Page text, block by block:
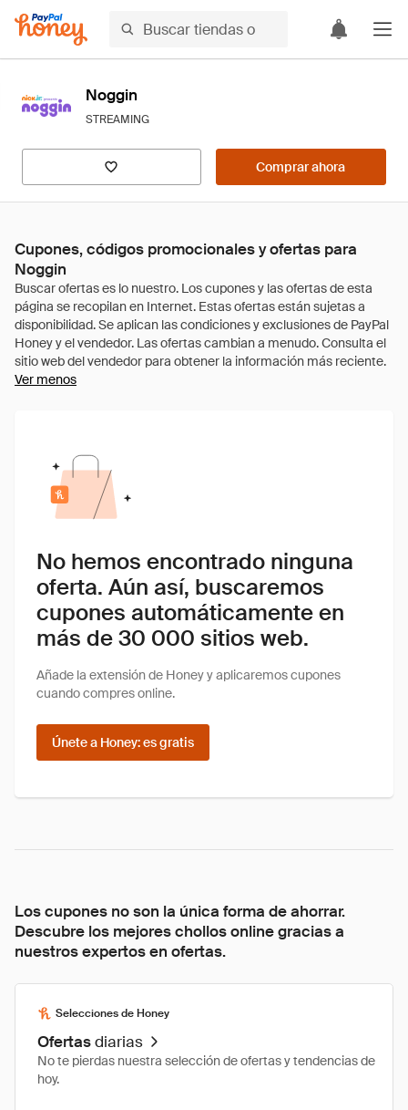
Noggin
STREAMING
Comprar ahora
Cupones, códigos promocionales y ofertas para
Noggin
Ver menos
No hemos encontrado ninguna
oferta. Aún así, buscaremos
cupones automáticamente en
más de 30 000 sitios web.
Añade la extensión de Honey y aplicaremos cupones
cuando compres online.
Únete a Honey: es gratis
Los cupones no son la única forma de ahorrar.
Descubre los mejores chollos online gracias a
nuestros expertos en ofertas.
Selecciones de Honey
Ofertasdiarias
No te pierdas nuestra selección de ofertas y tendencias de
hoy.